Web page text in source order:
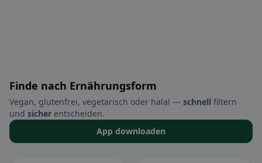
Finde nach Ernährungsform
Vegan, glutenfrei, vegetarisch oder halal — schnell filtern
und sicher entscheiden.
App downloaden